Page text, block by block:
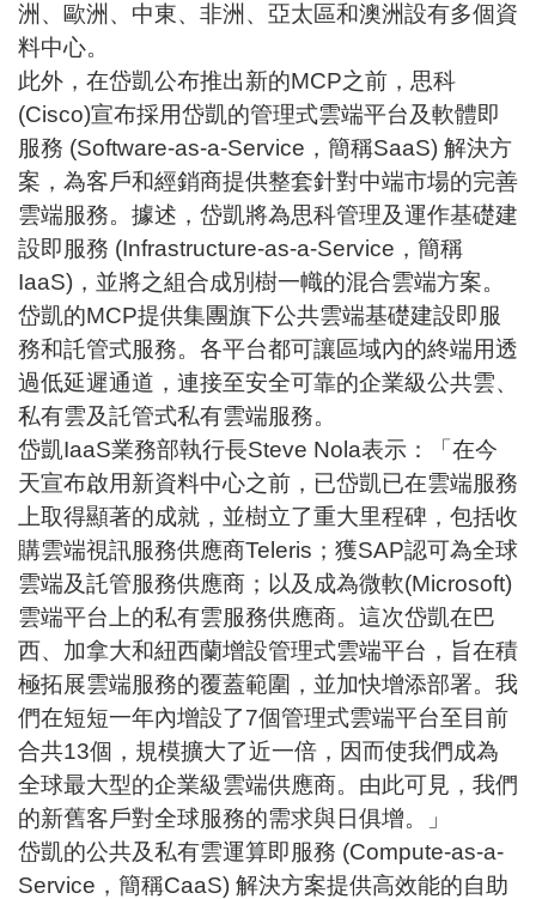
洲、歐洲、中東、非洲、亞太區和澳洲設有多個資
料中心。
此外，在岱凱公布推出新的MCP之前，思科
(Cisco)宣布採用岱凱的管理式雲端平台及軟體即
服務 (Software-as-a-Service，簡稱SaaS) 解決方
案，為客戶和經銷商提供整套針對中端市場的完善
雲端服務。據述，岱凱將為思科管理及運作基礎建
設即服務 (Infrastructure-as-a-Service，簡稱
IaaS)，並將之組合成別樹一幟的混合雲端方案。
岱凱的MCP提供集團旗下公共雲端基礎建設即服
務和託管式服務。各平台都可讓區域內的終端用透
過低延遲通道，連接至安全可靠的企業級公共雲、
私有雲及託管式私有雲端服務。
岱凱IaaS業務部執行長Steve Nola表示：「在今
天宣布啟用新資料中心之前，已岱凱已在雲端服務
上取得顯著的成就，並樹立了重大里程碑，包括收
購雲端視訊服務供應商Teleris；獲SAP認可為全球
雲端及託管服務供應商；以及成為微軟(Microsoft)
雲端平台上的私有雲服務供應商。這次岱凱在巴
西、加拿大和紐西蘭增設管理式雲端平台，旨在積
極拓展雲端服務的覆蓋範圍，並加快增添部署。我
們在短短一年內增設了7個管理式雲端平台至目前
合共13個，規模擴大了近一倍，因而使我們成為
全球最大型的企業級雲端供應商。由此可見，我們
的新舊客戶對全球服務的需求與日俱增。」
岱凱的公共及私有雲運算即服務 (Compute-as-a-
Service，簡稱CaaS) 解決方案提供高效能的自助